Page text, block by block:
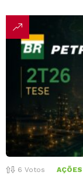
6 Votos AÇÕES